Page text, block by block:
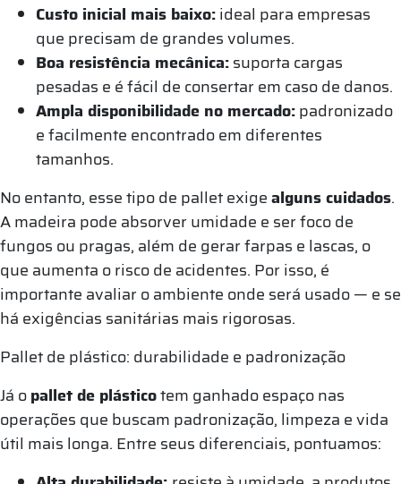
Custo inicial mais baixo:ideal para empresas
que precisam de grandes volumes.
Boa resistência mecânica:suporta cargas
pesadas e é fácil de consertar em caso de danos.
Ampla disponibilidade no mercado:padronizado
e facilmente encontrado em diferentes
tamanhos.
No entanto, esse tipo de pallet exigealguns cuidados.
A madeira pode absorver umidade e ser foco de
fungos ou pragas, além de gerar farpas e lascas, o
que aumenta o risco de acidentes. Por isso, é
importante avaliar o ambiente onde será usado — e se
há exigências sanitárias mais rigorosas.
Pallet de plástico: durabilidade e padronização
Já opallet de plásticotem ganhado espaço nas
operações que buscam padronização, limpeza e vida
útil mais longa. Entre seus diferenciais, pontuamos: